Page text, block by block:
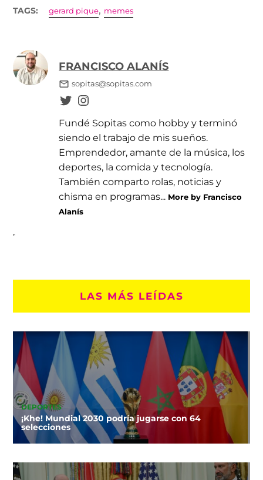
TAGS: gerard pique, memes
FRANCISCO ALANÍS
sopitas@sopitas.com
Fundé Sopitas como hobby y terminó
siendo el trabajo de mis sueños.
Emprendedor, amante de la música, los
deportes, la comida y tecnología.
También comparto rolas, noticias y
chisma en programas... More by Francisco
Alanís
LAS MÁS LEÍDAS
DEPORTES
¡Khe! Mundial 2030 podría jugarse con 64
selecciones